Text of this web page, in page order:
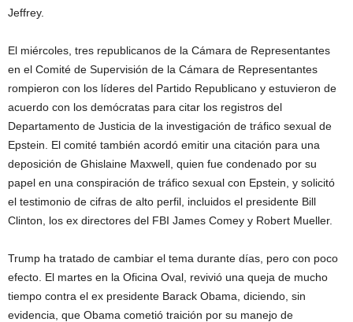
Jeffrey.
El miércoles, tres republicanos de la Cámara de Representantes
en el Comité de Supervisión de la Cámara de Representantes
rompieron con los líderes del Partido Republicano y estuvieron de
acuerdo con los demócratas para citar los registros del
Departamento de Justicia de la investigación de tráfico sexual de
Epstein. El comité también acordó emitir una citación para una
deposición de Ghislaine Maxwell, quien fue condenado por su
papel en una conspiración de tráfico sexual con Epstein, y solicitó
el testimonio de cifras de alto perfil, incluidos el presidente Bill
Clinton, los ex directores del FBI James Comey y Robert Mueller.
Trump ha tratado de cambiar el tema durante días, pero con poco
efecto. El martes en la Oficina Oval, revivió una queja de mucho
tiempo contra el ex presidente Barack Obama, diciendo, sin
evidencia, que Obama cometió traición por su manejo de